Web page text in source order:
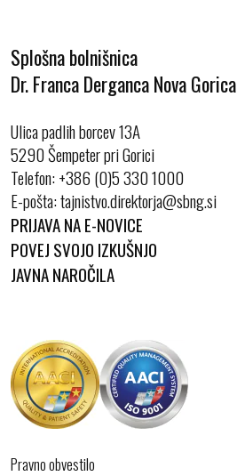
Splošna bolnišnica
Dr. Franca Derganca Nova Gorica
Ulica padlih borcev 13A
5290 Šempeter pri Gorici
Telefon:+386 (0)5 330 1000
E-pošta:
PRIJAVA NA E-NOVICE
POVEJ SVOJO IZKUŠNJO
JAVNA NAROČILA
Pravno obvestilo